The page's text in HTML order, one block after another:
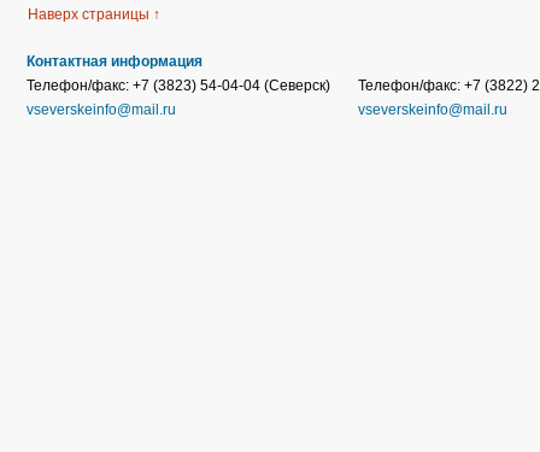
Наверх страницы ↑
Контактная информация
Телефон/факс: +7 (3823) 54-04-04 (Северск)
vseverskeinfo@mail.ru
Телефон/факс: +7 (3822)
vseverskeinfo@mail.ru